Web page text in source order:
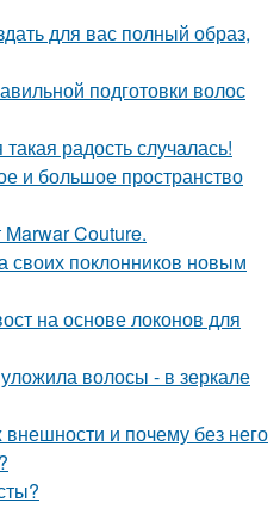
для вас полный образ,
подготовки волос
радость случалась!
и большое пространство
Couture.
своих поклонников новым
на основе локонов для
волосы - в зеркале
и почему без него